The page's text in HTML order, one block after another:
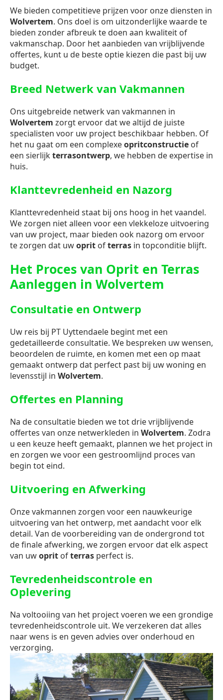
We bieden competitieve prijzen voor onze diensten in
Wolvertem. Ons doel is om uitzonderlijke waarde te
bieden zonder afbreuk te doen aan kwaliteit of
vakmanschap. Door het aanbieden van vrijblijvende
offertes, kunt u de beste optie kiezen die past bij uw
budget.
Breed Netwerk van Vakmannen
Ons uitgebreide netwerk van vakmannen in
Wolvertem zorgt ervoor dat we altijd de juiste
specialisten voor uw project beschikbaar hebben. Of
het nu gaat om een complexeopritconstructie of
een sierlijkterrasontwerp, we hebben de expertise in
huis.
Klanttevredenheid en Nazorg
Klanttevredenheid staat bij ons hoog in het vaandel.
We zorgen niet alleen voor een vlekkeloze uitvoering
van uw project, maar bieden ook nazorg om ervoor
te zorgen dat uwoprit ofterras in topconditie blijft.
Het Proces van Oprit en Terras
Aanleggen in Wolvertem
Consultatie en Ontwerp
Uw reis bij PT Uyttendaele begint met een
gedetailleerde consultatie. We bespreken uw wensen,
beoordelen de ruimte, en komen met een op maat
gemaakt ontwerp dat perfect past bij uw woning en
levensstijl in Wolvertem.
Offertes en Planning
Na de consultatie bieden we tot drie vrijblijvende
offertes van onze netwerkleden in Wolvertem. Zodra
u een keuze heeft gemaakt, plannen we het project in
en zorgen we voor een gestroomlijnd proces van
begin tot eind.
Uitvoering en Afwerking
Onze vakmannen zorgen voor een nauwkeurige
uitvoering van het ontwerp, met aandacht voor elk
detail. Van de voorbereiding van de ondergrond tot
de finale afwerking, we zorgen ervoor dat elk aspect
van uwoprit ofterras perfect is.
Tevredenheidscontrole en
Oplevering
Na voltooiing van het project voeren we een grondige
tevredenheidscontrole uit. We verzekeren dat alles
naar wens is en geven advies over onderhoud en
verzorging.